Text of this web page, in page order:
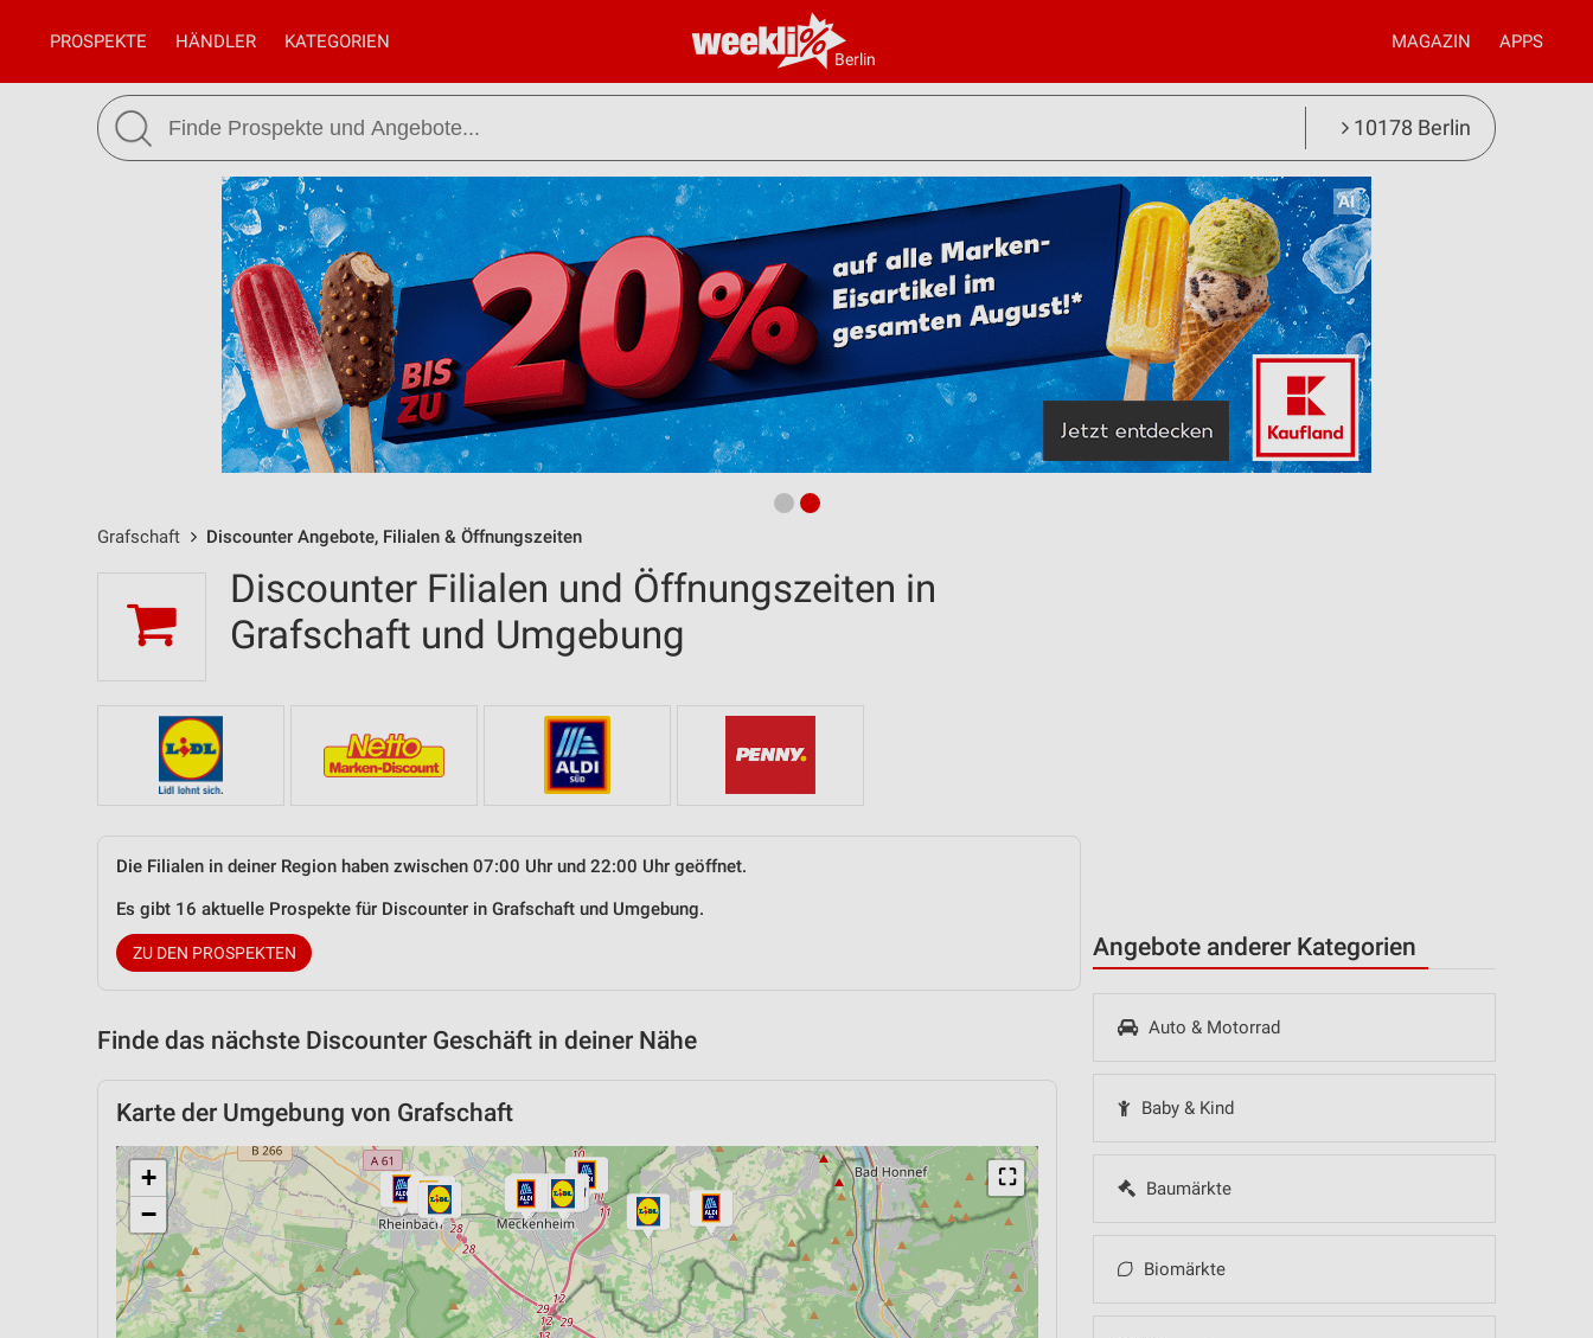
Berlin
PROSPEKTE HÄNDLER KATEGORIEN MAGAZIN APPS
10178 Berlin
Grafschaft Discounter Angebote, Filialen & Öffnungszeiten
Angebote anderer Kategorien
Auto & Motorrad
Baby & Kind
Baumärkte
Biomärkte
Discounter Filialen und Öffnungszeiten in
Grafschaft und Umgebung
Die Filialen in deiner Region haben zwischen 07:00 Uhr und 22:00 Uhr geöffnet.
Es gibt 16 aktuelle Prospekte für Discounter in Grafschaft und Umgebung.
ZU DEN PROSPEKTEN
Finde das nächste Discounter Geschäft in deiner Nähe
Karte der Umgebung von Grafschaft
⛶
+
−